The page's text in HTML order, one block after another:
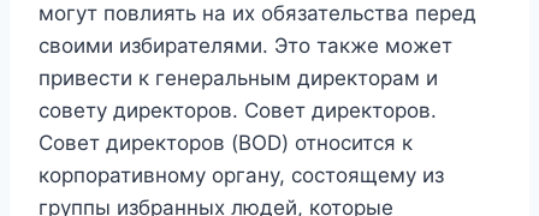
могут повлиять на их обязательства перед
своими избирателями. Это также может
привести к генеральным директорам и
совету директоров. Совет директоров.
Совет директоров (BOD) относится к
корпоративному органу, состоящему из
группы избранных людей, которые